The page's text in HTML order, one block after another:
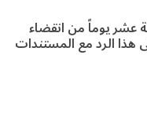
عشر يوماً من انقضاء
هذا الرد مع المستندات